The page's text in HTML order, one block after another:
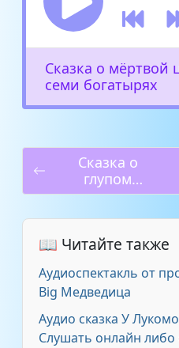
Сказка о мёртвой
семи богатырях
Сказка о
глупом
мышонке
📖 Читайте также
Аудиоспектакль от
Big Медведица
Аудио сказка У
Слушать онлайн либо